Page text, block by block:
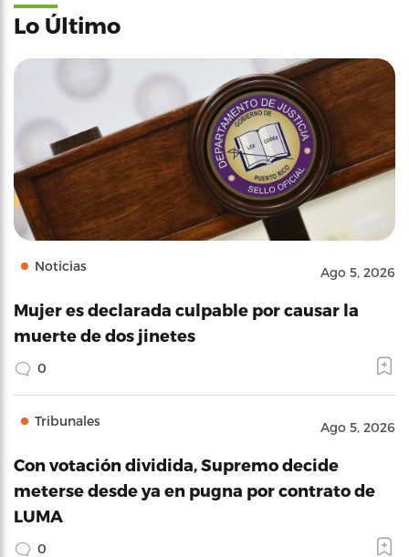
Lo Último
Noticias Ago 5, 2026
Mujer es declarada culpable por causar la
muerte de dos jinetes
0
Tribunales Ago 5, 2026
Con votación dividida, Supremo decide
meterse desde ya en pugna por contrato de
LUMA
0